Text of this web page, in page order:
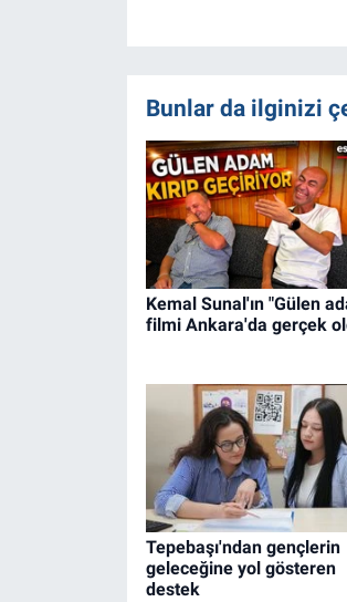
Bunlar da ilginizi
Kemal Sunal'ın "Gülen
filmi Ankara'da gerçek
Tepebaşı'ndan gençlerin
geleceğine yol gösteren
destek